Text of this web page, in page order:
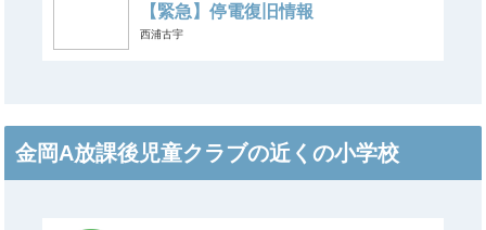
【緊急】停電復旧情報
西浦古宇
金岡A放課後児童クラブの近くの小学校